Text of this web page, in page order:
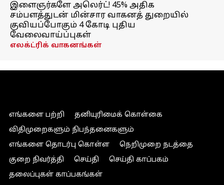
இளைஞர்களே அலெர்ட்! 45% அதிக
சம்பளத்துடன் மின்சார வாகனத் துறையில்
குவியப்போகும் 4 கோடி புதிய
வேலைவாய்ப்புகள்
எலக்ட்ரிக் வாகனங்கள்
எங்களை பற்றி
தனியுரிமைக் கொள்கை
விதிமுறைகளும் நிபந்தனைகளும்
எங்களை தொடர்பு கொள்ள
நெறிமுறை நடத்தை
குறை நிவர்த்தி
செய்தி
செய்தி காப்பகம்
தலைப்புகள் காப்பகங்கள்